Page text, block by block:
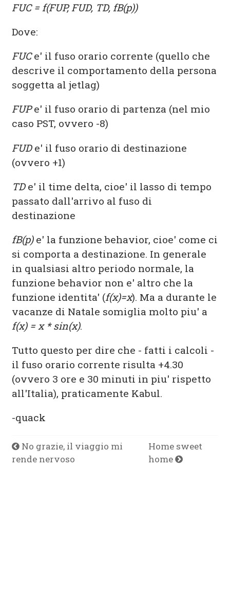
FUC = f(FUP, FUD, TD, fB(p))
Dove:
FUCe' il fuso orario corrente (quello che
descrive il comportamento della persona
soggetta al jetlag)
FUPe' il fuso orario di partenza (nel mio
caso PST, ovvero -8)
FUD e' il fuso orario di destinazione
(ovvero +1)
TD e' il time delta, cioe' il lasso di tempo
passato dall'arrivo al fuso di
destinazione
fB(p)e' la funzione behavior, cioe' come ci
si comporta a destinazione. In generale
in qualsiasi altro periodo normale, la
funzione behavior non e' altro che la
funzione identita' (f(x)=x). Ma a durante le
vacanze di Natale somiglia molto piu' a
f(x) = x * sin(x).
Tutto questo per dire che - fatti i calcoli -
il fuso orario corrente risulta +4.30
(ovvero 3 ore e 30 minuti in piu' rispetto
all'Italia), praticamente Kabul.
-quack
No grazie, il viaggio mi
rende nervoso
Home sweet
home